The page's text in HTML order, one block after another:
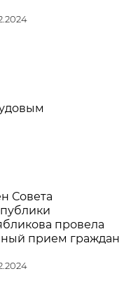
Совета
провела
прием граждан